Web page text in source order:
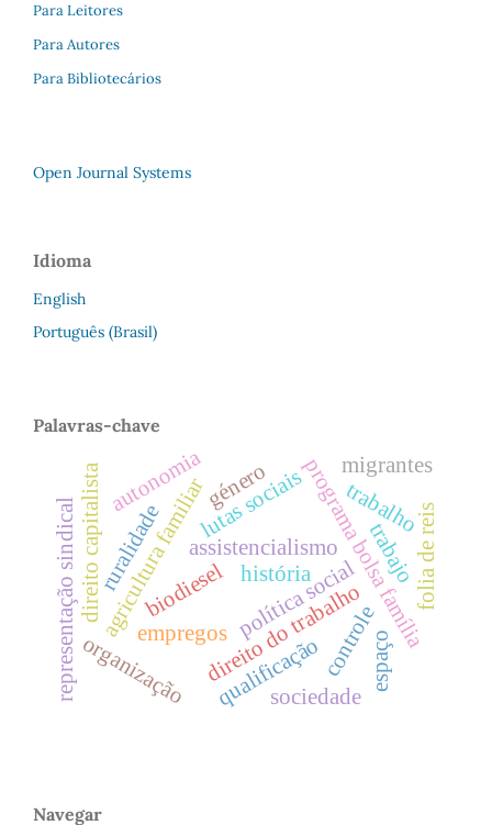
Para Leitores
Para Autores
Para Bibliotecários
Open Journal Systems
Idioma
English
Português (Brasil)
Palavras-chave
biodiesel
agricultura familiarassistencialismoprograma bolsa família
política social
empregosdireito do trabalho
história
direito capitalista lutas sociais
organização controle
qualificação
autonomia
ruralidade
sociedade
trabalho
representação sindical espaço
folia de reis
migrantes
trabajo
género
Navegar